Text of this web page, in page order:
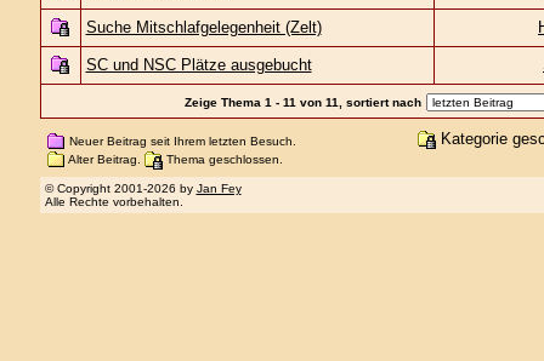
Suche Mitschlafgelegenheit (Zelt)
SC und NSC Plätze ausgebucht
Zeige Thema 1 - 11 von 11, sortiert nach
Neuer Beitrag seit Ihrem letzten Besuch.
Alter Beitrag.
Thema geschlossen.
Kategorie
© Copyright 2001-2026 by Jan Fey
Alle Rechte vorbehalten.